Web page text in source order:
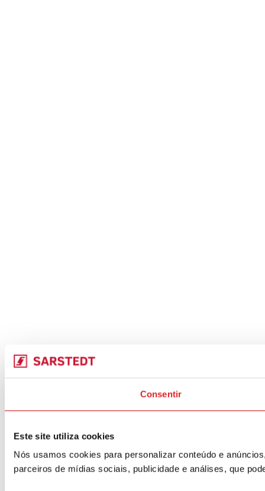
Consentir
Este site utiliza cookies
Nós usamos cookies para personalizar conteúdo e
parceiros de mídias sociais, publicidade e análises, que